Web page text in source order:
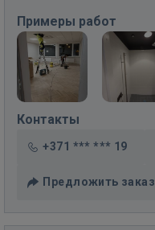
Примеры работ
Контакты
+371 *** *** 19
Предложить заказ